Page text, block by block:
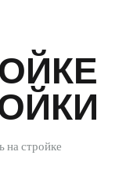
на стройке